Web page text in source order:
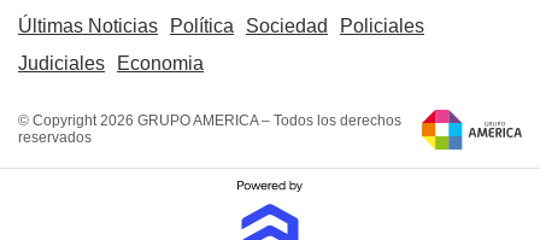
Últimas Noticias Política Sociedad
Policiales
Judiciales
Economia
© Copyright 2026 GRUPO AMERICA – Todos los derechos
reservados